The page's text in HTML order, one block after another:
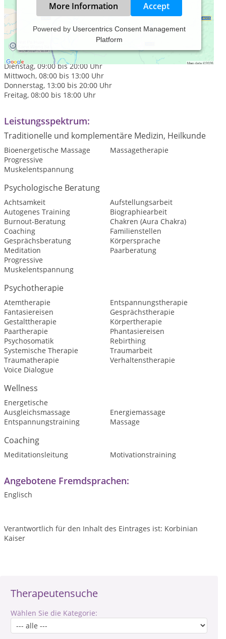
Therapeutensuche
Wählen Sie die Kategorie:
More Information Accept
Powered by Usercentrics Consent Management
Platform
Praxiszeiten:
Montag, 08:00 bis 13:00 Uhr
Dienstag, 09:00 bis 20:00 Uhr
Mittwoch, 08:00 bis 13:00 Uhr
Donnerstag, 13:00 bis 20:00 Uhr
Freitag, 08:00 bis 18:00 Uhr
Leistungsspektrum:
Traditionelle und komplementäre Medizin, Heilkunde
Bioenergetische Massage
Massagetherapie
Progressive
Muskelentspannung
Psychologische Beratung
Achtsamkeit
Aufstellungsarbeit
Autogenes Training
Biographiearbeit
Burnout-Beratung
Chakren (Aura Chakra)
Coaching
Familienstellen
Gesprächsberatung
Körpersprache
Meditation
Paarberatung
Progressive
Muskelentspannung
Psychotherapie
Atemtherapie
Entspannungstherapie
Fantasiereisen
Gesprächstherapie
Gestalttherapie
Körpertherapie
Paartherapie
Phantasiereisen
Psychosomatik
Rebirthing
Systemische Therapie
Traumarbeit
Traumatherapie
Verhaltenstherapie
Voice Dialogue
Wellness
Energetische
Ausgleichsmassage
Energiemassage
Entspannungstraining
Massage
Coaching
Meditationsleitung Motivationstraining
Angebotene Fremdsprachen:
Englisch
Verantwortlich für den Inhalt des Eintrages ist: Korbinian
Kaiser